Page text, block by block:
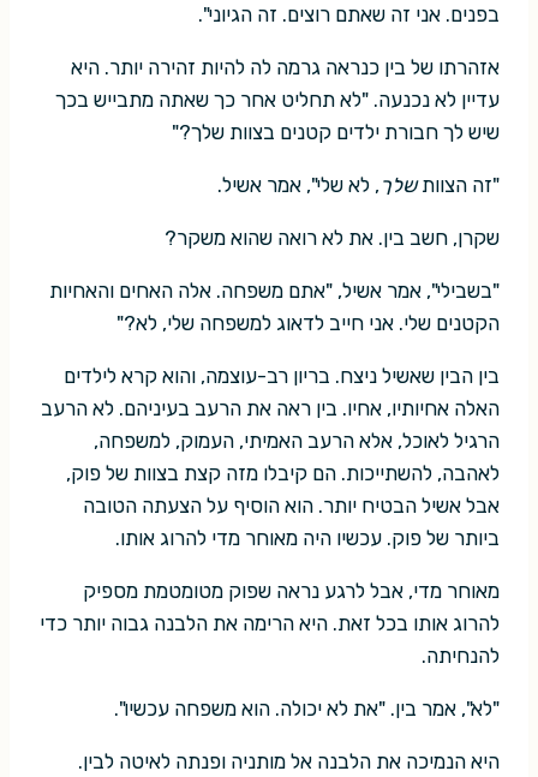
בפנים. אני זה שאתם רוצים. זה הגיוני".
אזהרתו של בין כנראה גרמה לה להיות זהירה יותר. היא
עדיין לא נכנעה. "לא תחליט אחר כך שאתה מתבייש בכך
שיש לך חבורת ילדים קטנים בצוות שלך?"
"זה הצוותשלך , לא שלי", אמר אשיל.
שקרן, חשב בין. את לא רואה שהוא משקר?
"בשבילי", אמר אשיל, "אתם משפחה. אלה האחים והאחיות
הקטנים שלי. אני חייב לדאוג למשפחה שלי, לא?"
בין הבין שאשיל ניצח. בריון רב-עוצמה, והוא קרא לילדים
האלה אחיותיו, אחיו. בין ראה את הרעב בעיניהם. לא הרעב
הרגיל לאוכל, אלא הרעב האמיתי, העמוק, למשפחה,
לאהבה, להשתייכות. הם קיבלו מזה קצת בצוות של פוק,
אבל אשיל הבטיח יותר. הוא הוסיף על הצעתה הטובה
ביותר של פוק. עכשיו היה מאוחר מדי להרוג אותו.
מאוחר מדי, אבל לרגע נראה שפוק מטומטמת מספיק
להרוג אותו בכל זאת. היא הרימה את הלבנה גבוה יותר כדי
להנחיתה.
"לא", אמר בין. "את לא יכולה. הוא משפחה עכשיו".
היא הנמיכה את הלבנה אל מותניה ופנתה לאיטה לבין.